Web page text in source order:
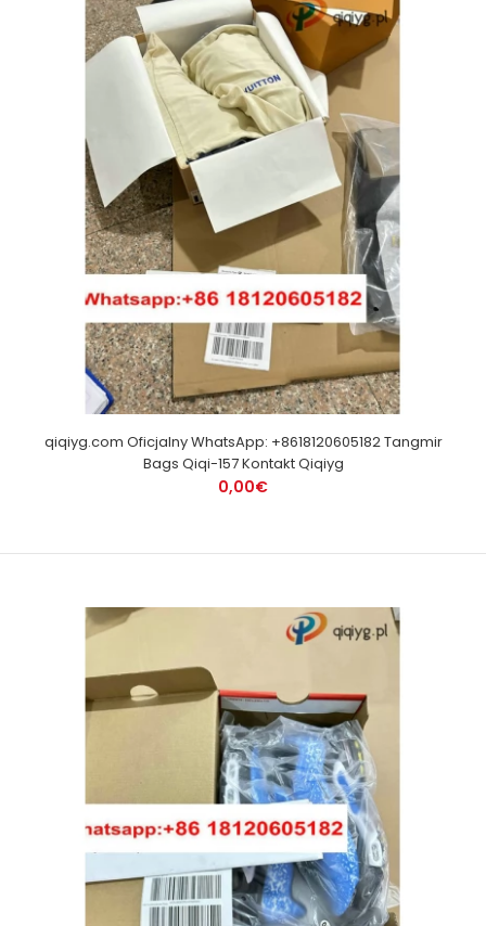
qiqiyg.com Oficjalny WhatsApp: +8618120605182 Tangmir
Bags Qiqi-157 Kontakt Qiqiyg
0,00€